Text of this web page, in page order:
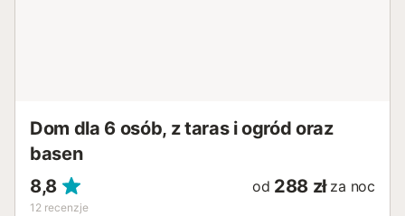
Dom dla 6 osób, z taras i ogród oraz
basen
8,8
12 recenzje
od 288 zł za noc